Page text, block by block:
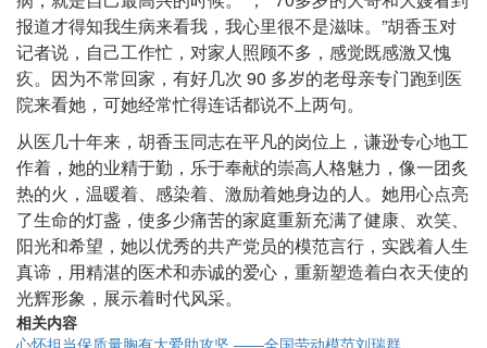
报道才得知我生病来看我，我心里很不是滋味。”胡香玉对
记者说，自己工作忙，对家人照顾不多，感觉既感激又愧
疚。因为不常回家，有好几次 90 多岁的老母亲专门跑到医
院来看她，可她经常忙得连话都说不上两句。
从医几十年来，胡香玉同志在平凡的岗位上，谦逊专心地工
作着，她的业精于勤，乐于奉献的崇高人格魅力，像一团炙
热的火，温暖着、感染着、激励着她身边的人。她用心点亮
了生命的灯盏，使多少痛苦的家庭重新充满了健康、欢笑、
阳光和希望，她以优秀的共产党员的模范言行，实践着人生
真谛，用精湛的医术和赤诚的爱心，重新塑造着白衣天使的
光辉形象，展示着时代风采。
相关内容
心怀担当保质量胸有大爱助攻坚 ――全国劳动模范刘瑞群